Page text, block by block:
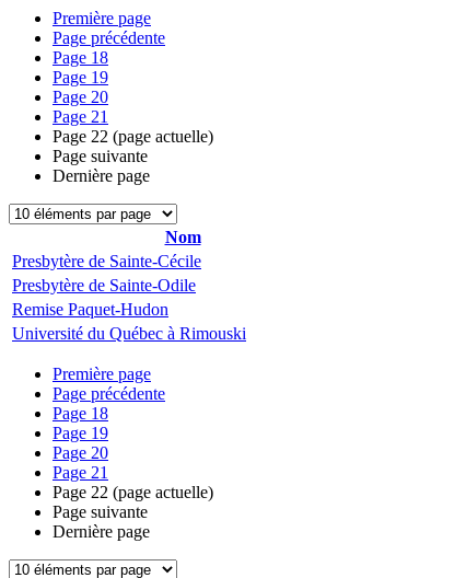
Première page
Page précédente
Page 18
Page 19
Page 20
Page 21
Page 22 (page actuelle)
Page suivante
Dernière page
Nom
Presbytère de Sainte-Cécile
Presbytère de Sainte-Odile
Remise Paquet-Hudon
Université du Québec à Rimouski
Première page
Page précédente
Page 18
Page 19
Page 20
Page 21
Page 22 (page actuelle)
Page suivante
Dernière page